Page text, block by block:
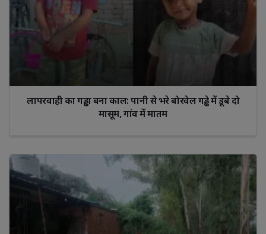
लापरवाही का गड्ढा बना काल: पानी से भरे बोरवेल गड्ढे में डूबे दो
मासूम, गांव में मातम